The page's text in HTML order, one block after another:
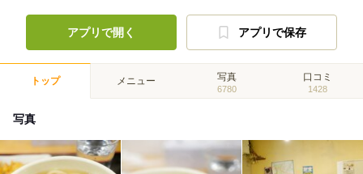
アプリで開く アプリで保存
トップ メニュー 写真
6780
口コミ
1428
写真